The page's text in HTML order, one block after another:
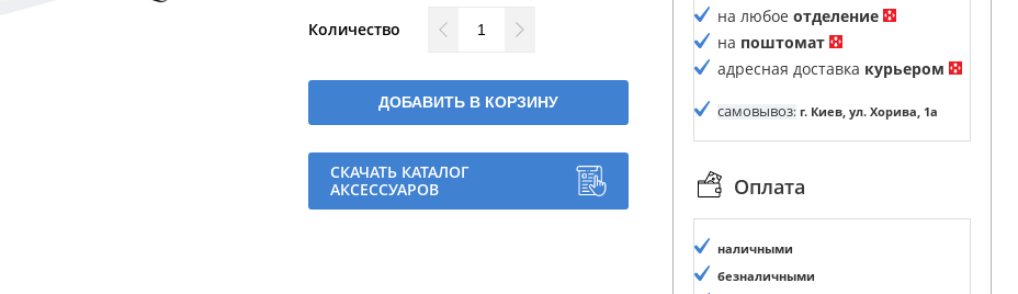
Количество
ДОБАВИТЬ В КОРЗИНУ
СКАЧАТЬ КАТАЛОГ
АКСЕССУАРОВ
на любое отделение
на поштомат
адресная доставка курьером
самовывоз: г. Киев, ул. Хорива, 1а
Оплата
наличными
безналичными